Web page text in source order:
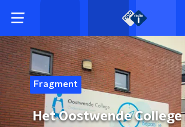
Fragment
Het Oostwende College